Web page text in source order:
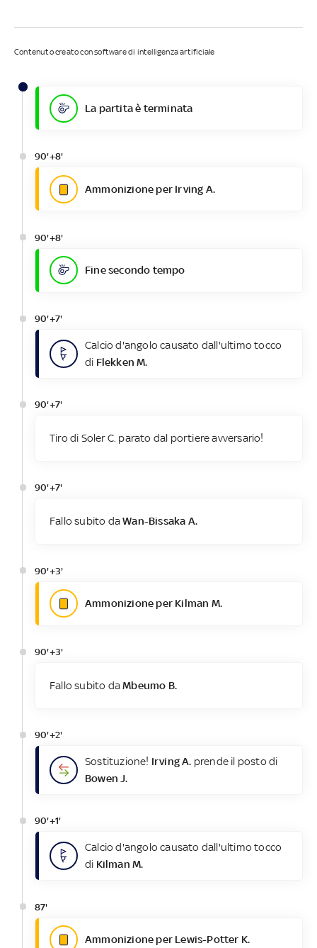
Contenuto creato con software di intelligenza artificiale
La partita è terminata
90'+8'
Ammonizione per Irving A.
90'+8'
Fine secondo tempo
90'+7'
Calcio d'angolo causato dall'ultimo tocco
di Flekken M.
90'+7'
Tiro di Soler C. parato dal portiere avversario!
90'+7'
Fallo subito daWan-Bissaka A.
90'+3'
Ammonizione per Kilman M.
90'+3'
Fallo subito daMbeumo B.
90'+2'
Sostituzione! Irving A. prende il posto di
Bowen J.
90'+1'
Calcio d'angolo causato dall'ultimo tocco
di Kilman M.
87'
Ammonizione per Lewis-Potter K.